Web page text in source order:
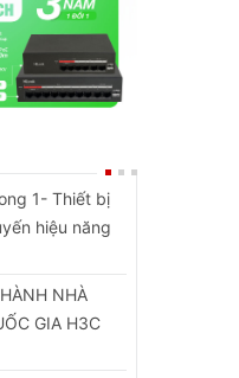
1- Thiết bị
hiệu năng
NHÀ
GIA H3C